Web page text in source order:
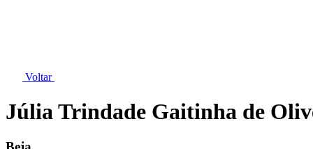
Voltar
Júlia Trindade Gaitinha de